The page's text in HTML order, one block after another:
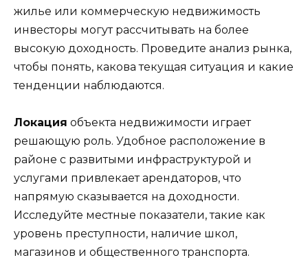
жилье или коммерческую недвижимость
инвесторы могут рассчитывать на более
высокую доходность. Проведите анализ рынка,
чтобы понять, какова текущая ситуация и какие
тенденции наблюдаются.
Локация объекта недвижимости играет
решающую роль. Удобное расположение в
районе с развитыми инфраструктурой и
услугами привлекает арендаторов, что
напрямую сказывается на доходности.
Исследуйте местные показатели, такие как
уровень преступности, наличие школ,
магазинов и общественного транспорта.